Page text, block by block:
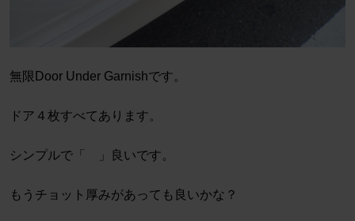
無限Door Under Garnishです。
ドア４枚すべてあります。
シンプルで「 」良いです。
もうチョット厚みがあっても良いかな？